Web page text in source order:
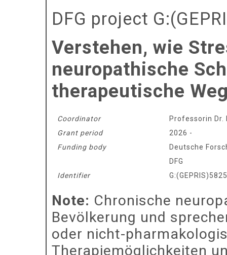
DFG project
Verstehen, wie
neuropathische
therapeutische
Coordinator
Professorin Dr.
Grant period
2026 -
Funding body
Deutsche
DFG
Identifier
Note: Chronische
Bevölkerung und
oder nicht-
Therapiemöglichkeiten